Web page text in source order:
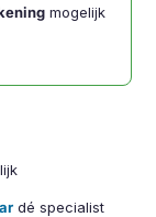
mogelijk
dé specialist